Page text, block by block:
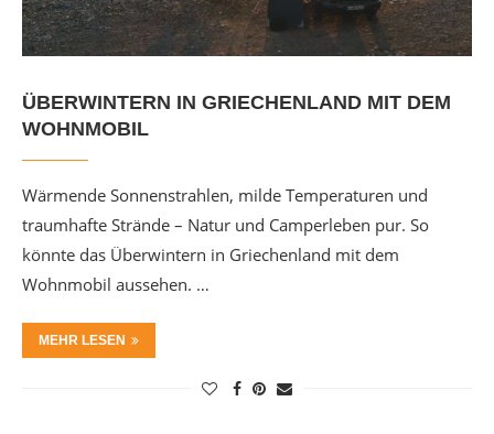
ÜBERWINTERN IN GRIECHENLAND MIT DEM
WOHNMOBIL
Wärmende Sonnenstrahlen, milde Temperaturen und
traumhafte Strände – Natur und Camperleben pur. So
könnte das Überwintern in Griechenland mit dem
Wohnmobil aussehen. …
MEHR LESEN